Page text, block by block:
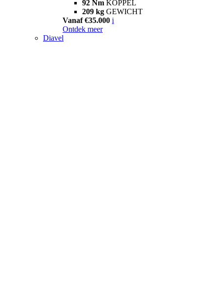
92 Nm KOPPEL
209 kg GEWICHT
Vanaf €35.000 i
Ontdek meer
Diavel